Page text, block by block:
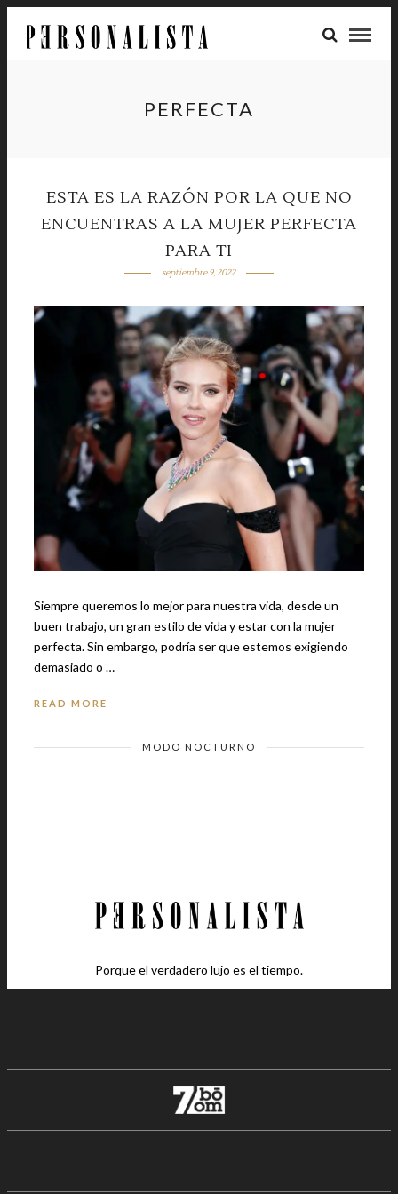
PERFECTA
ESTA ES LA RAZÓN POR LA QUE NO
ENCUENTRAS A LA MUJER PERFECTA
PARA TI
septiembre 9, 2022
Siempre queremos lo mejor para nuestra vida, desde un
buen trabajo, un gran estilo de vida y estar con la mujer
perfecta. Sin embargo, podría ser que estemos exigiendo
demasiado o …
READ MORE
MODO NOCTURNO
Porque el verdadero lujo es el tiempo.